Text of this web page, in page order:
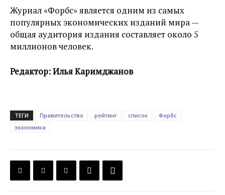
Журнал «Форбс» является одним из самых
популярных экономических изданий мира —
общая аудитория издания составляет около 5
миллионов человек.
Редактор: Илья Каримджанов
ТЕГИ Правительство рейтинг список
Форбс
экономика